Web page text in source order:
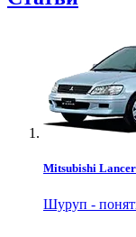
Mitsubishi Lancer
Шуруп -